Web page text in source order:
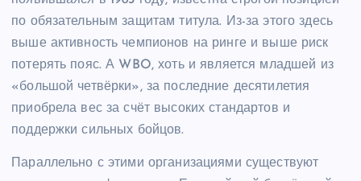
по обязательным защитам титула. Из-за этого здесь
выше активность чемпионов на ринге и выше риск
потерять пояс. А WBO, хоть и является младшей из
«большой четвёрки», за последние десятилетия
приобрела вес за счёт высоких стандартов и
поддержки сильных бойцов.
Параллельно с этими организациями существуют